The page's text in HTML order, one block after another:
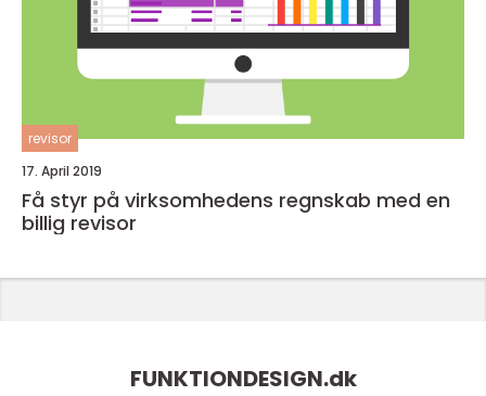
revisor
17. April 2019
Få styr på virksomhedens regnskab med en
billig revisor
FUNKTIONDESIGN.dk